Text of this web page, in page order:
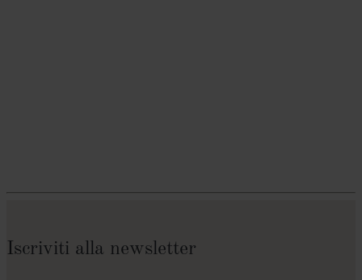
Iscriviti alla newsletter